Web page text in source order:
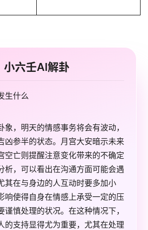
小六壬AI解卦
生什么
象，明天的情感事务将会有波动，
凶参半的状态。月宫大安暗示未来
空亡则提醒注意变化带来的不确定
析，可以看出在沟通方面可能会遇
其在与身边的人互动时要多加小
响使得自身在情感上承受一定的压
谨慎处理的状况。在这种情况下，
的支持显得尤为重要，尤其在处理